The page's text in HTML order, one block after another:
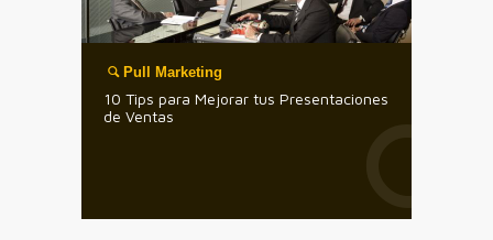
Pull Marketing
10 Tips para Mejorar tus Presentaciones
de Ventas